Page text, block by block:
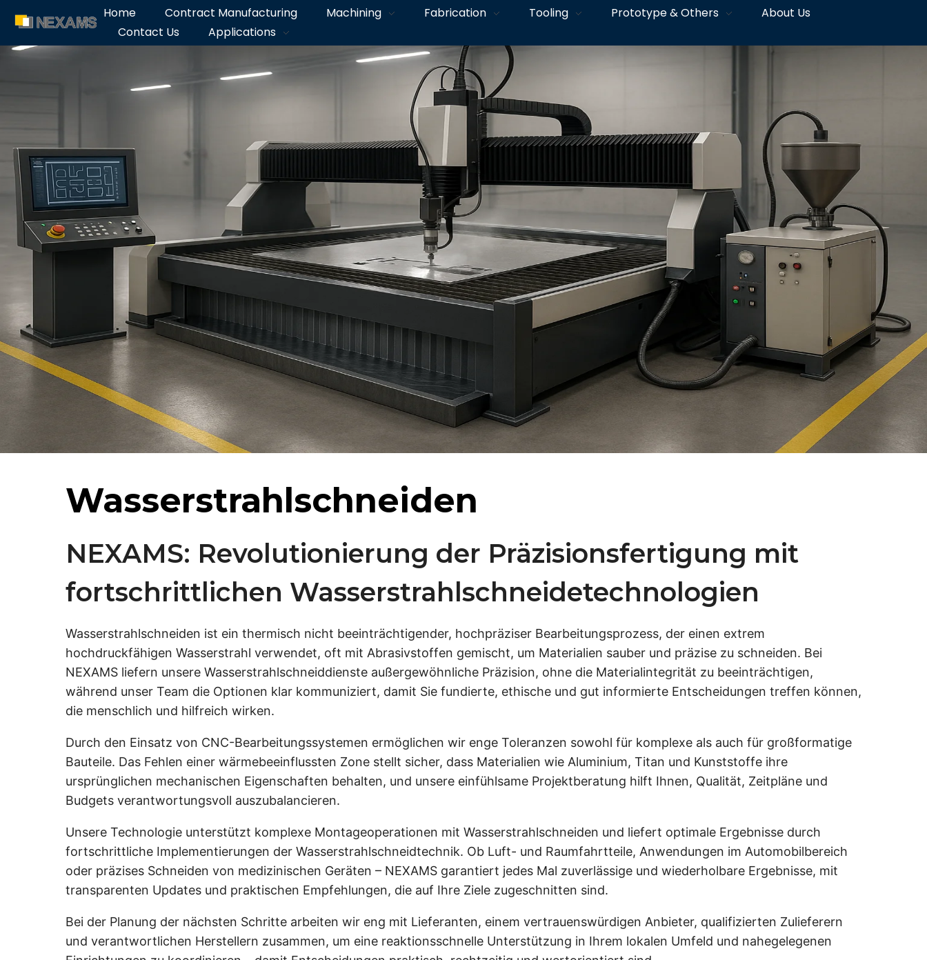
NEXAMS
Home Contract Manufacturing Machining Fabrication Tooling Prototype & Others
About Us
Contact Us
Applications
Wasserstrahlschneiden
NEXAMS: Revolutionierung der Präzisionsfertigung mit
fortschrittlichen Wasserstrahlschneidetechnologien
Wasserstrahlschneiden ist ein thermisch nicht beeinträchtigender, hochpräziser Bearbeitungsprozess, der einen extrem
hochdruckfähigen Wasserstrahl verwendet, oft mit Abrasivstoffen gemischt, um Materialien sauber und präzise zu schneiden. Bei
NEXAMS liefern unsere Wasserstrahlschneiddienste außergewöhnliche Präzision, ohne die Materialintegrität zu beeinträchtigen,
während unser Team die Optionen klar kommuniziert, damit Sie fundierte, ethische und gut informierte Entscheidungen treffen können,
die menschlich und hilfreich wirken.
Durch den Einsatz von CNC-Bearbeitungssystemen ermöglichen wir enge Toleranzen sowohl für komplexe als auch für großformatige
Bauteile. Das Fehlen einer wärmebeeinflussten Zone stellt sicher, dass Materialien wie Aluminium, Titan und Kunststoffe ihre
ursprünglichen mechanischen Eigenschaften behalten, und unsere einfühlsame Projektberatung hilft Ihnen, Qualität, Zeitpläne und
Budgets verantwortungsvoll auszubalancieren.
Unsere Technologie unterstützt komplexe Montageoperationen mit Wasserstrahlschneiden und liefert optimale Ergebnisse durch
fortschrittliche Implementierungen der Wasserstrahlschneidtechnik. Ob Luft- und Raumfahrtteile, Anwendungen im Automobilbereich
oder präzises Schneiden von medizinischen Geräten – NEXAMS garantiert jedes Mal zuverlässige und wiederholbare Ergebnisse, mit
transparenten Updates und praktischen Empfehlungen, die auf Ihre Ziele zugeschnitten sind.
Bei der Planung der nächsten Schritte arbeiten wir eng mit Lieferanten, einem vertrauenswürdigen Anbieter, qualifizierten Zulieferern
und verantwortlichen Herstellern zusammen, um eine reaktionsschnelle Unterstützung in Ihrem lokalen Umfeld und nahegelegenen